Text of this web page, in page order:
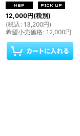
12,000円(税別)
(税込 : 13,200円)
希望小売価格: 12,000円